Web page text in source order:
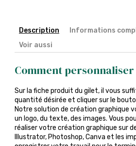
Description
Informations
Voir aussi
Comment
Sur la fiche produit du gilet, il vous
quantité désirée et cliquer sur le
Notre solution de création graphique
un logo, du texte, des images. Vous
réaliser votre création graphique sur
Illustrator, Photoshop, Canva et les